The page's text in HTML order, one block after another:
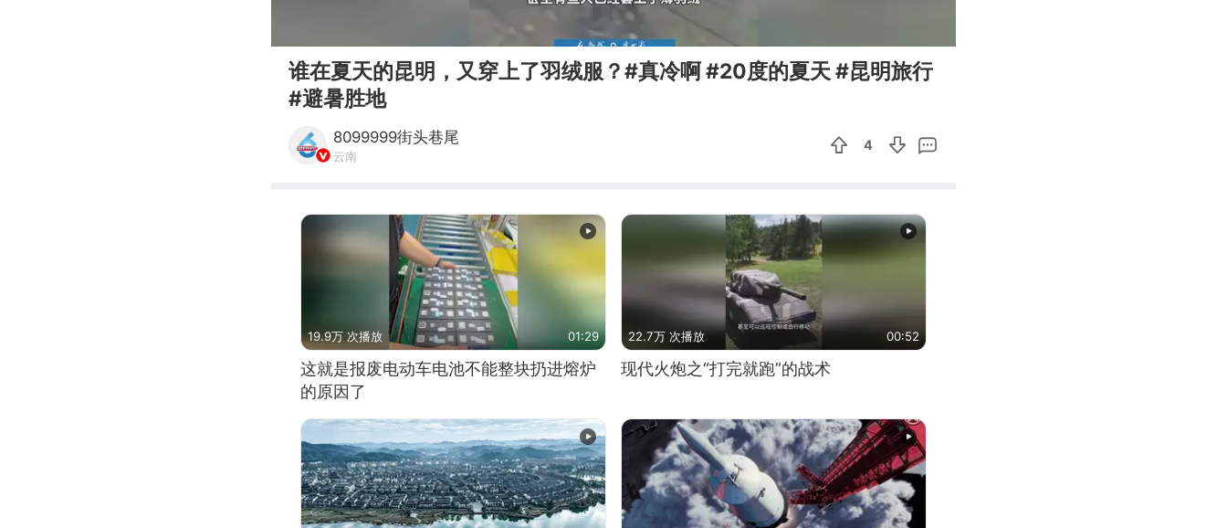
谁在夏天的昆明，又穿上了羽绒服？#真冷啊 #20度的夏天 #昆明旅行
#避暑胜地
8099999街头巷尾
云南
4
19.9万 次播放 01:29
这就是报废电动车电池不能整块扔进熔炉
的原因了
22.7万 次播放 00:52
现代火炮之“打完就跑”的战术